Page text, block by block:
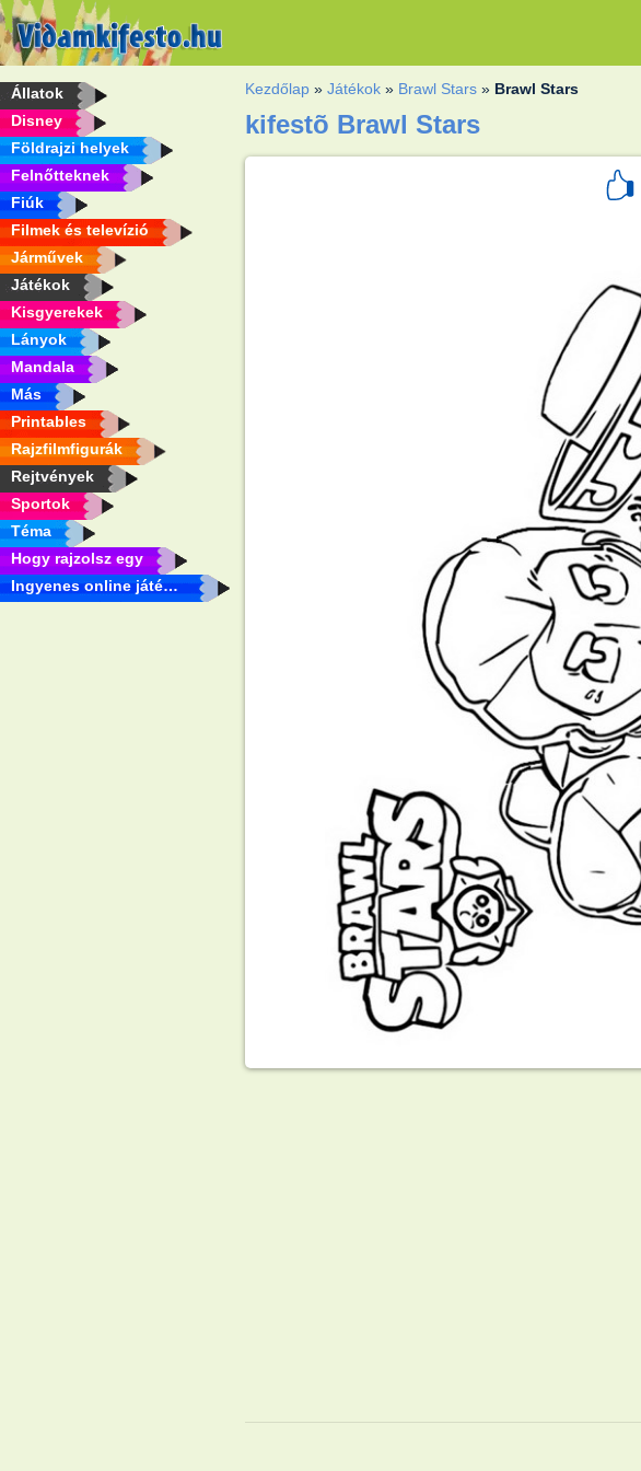
Állatok
Disney
Földrajzi helyek
Felnőtteknek
Fiúk
Filmek és televízió
Járművek
Játékok
Kisgyerekek
Lányok
Mandala
Más
Printables
Rajzfilmfigurák
Rejtvények
Sportok
Téma
Hogy rajzolsz egy
Ingyenes online játékok
Kezdőlap »Játékok » Brawl Stars » Brawl Stars
kifestõ Brawl Stars